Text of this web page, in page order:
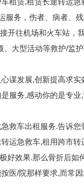
租赁,租赁长途转运
服务，伤者、病者、
开往机场和火车站，
大型活动等救护/监护
谋发展,创新提高求
服务,感动你的是专业
救车出租服务.告诉
运急救车,租用跨市
好效果.那么骨折后如
医/院那样要求,而常